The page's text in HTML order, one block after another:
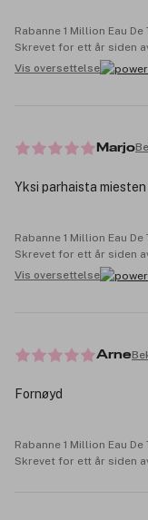
Rabanne 1 Million Eau
Skrevet for ett år siden
Vis oversettelse
Marjo
Yksi parhaista
Rabanne 1 Million Eau
Skrevet for ett år siden
Vis oversettelse
Arne
Fornøyd
Rabanne 1 Million Eau
Skrevet for ett år siden